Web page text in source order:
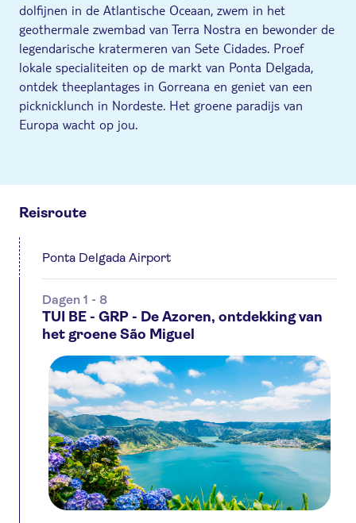
dolfijnen in de Atlantische Oceaan, zwem in het
geothermale zwembad van Terra Nostra en bewonder de
legendarische kratermeren van Sete Cidades. Proef
lokale specialiteiten op de markt van Ponta Delgada,
ontdek theeplantages in Gorreana en geniet van een
picknicklunch in Nordeste. Het groene paradijs van
Europa wacht op jou.
Reisroute
Ponta Delgada Airport
Dagen 1 - 8
TUI BE - GRP - De Azoren, ontdekking van
het groene São Miguel